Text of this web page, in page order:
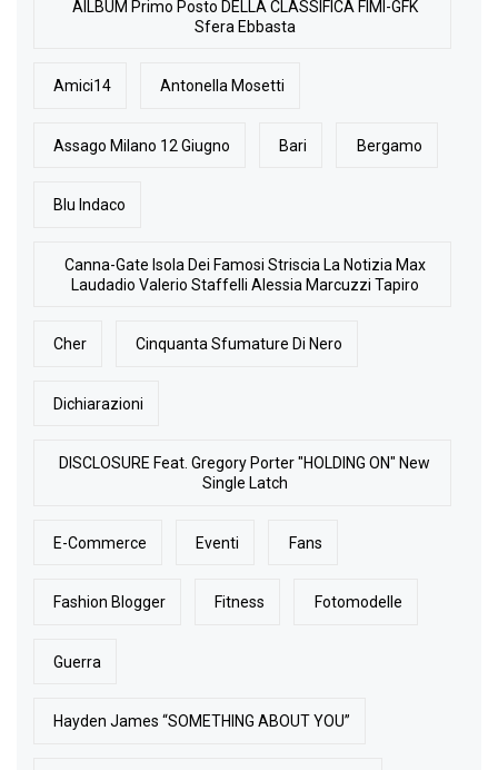
AlLBUM Primo Posto DELLA CLASSIFICA FIMI-GFK
Sfera Ebbasta
Amici14 Antonella Mosetti
Assago Milano 12 Giugno Bari Bergamo
Blu Indaco
Canna-Gate Isola Dei Famosi Striscia La Notizia Max
Laudadio Valerio Staffelli Alessia Marcuzzi Tapiro
Cher Cinquanta Sfumature Di Nero
Dichiarazioni
DISCLOSURE Feat. Gregory Porter "HOLDING ON" New
Single Latch
E-Commerce Eventi Fans
Fashion Blogger Fitness Fotomodelle
Guerra
Hayden James “SOMETHING ABOUT YOU”